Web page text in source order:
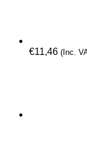
€11,46 (Inc.